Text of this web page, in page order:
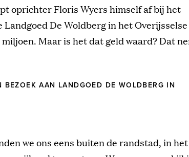
oprichter Floris Wyers himself af bij het
De Woldberg in het Overijsselse
Maar is het dat geld waard? Dat
BEZOEK AAN LANDGOED DE WOLDBERG IN
we ons eens buiten de randstad, in het